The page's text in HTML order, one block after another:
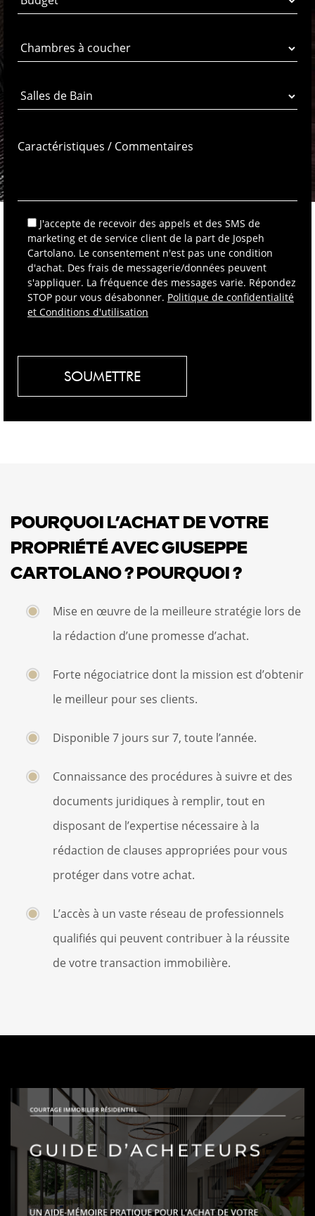
J'accepte de recevoir des appels et des SMS de
marketing et de service client de la part de Jospeh
Cartolano. Le consentement n'est pas une condition
d'achat. Des frais de messagerie/données peuvent
s'appliquer. La fréquence des messages varie. Répondez
STOP pour vous désabonner. Politique de confidentialité
et Conditions d'utilisation
SOUMETTRE
POURQUOI L’ACHAT DE VOTRE
PROPRIÉTÉ AVEC GIUSEPPE
CARTOLANO ? POURQUOI ?
Mise en œuvre de la meilleure stratégie lors de
la rédaction d’une promesse d’achat.
Forte négociatrice dont la mission est d’obtenir
le meilleur pour ses clients.
Disponible 7 jours sur 7, toute l’année.
Connaissance des procédures à suivre et des
documents juridiques à remplir, tout en
disposant de l’expertise nécessaire à la
rédaction de clauses appropriées pour vous
protéger dans votre achat.
L’accès à un vaste réseau de professionnels
qualifiés qui peuvent contribuer à la réussite
de votre transaction immobilière.